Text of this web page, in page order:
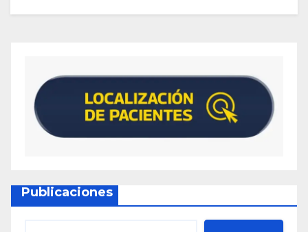
Publicaciones